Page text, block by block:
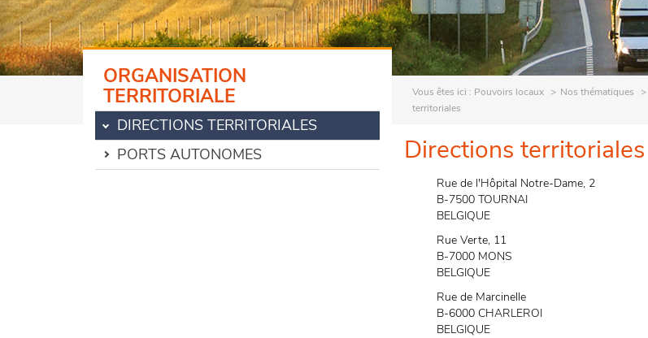
Vous êtes ici : Pouvoirs locaux Nos thématiques
territoriales
ORGANISATION
TERRITORIALE
DIRECTIONS TERRITORIALES
PORTS AUTONOMES
Directions territoriales
Rue de l'Hôpital Notre-Dame, 2
B-7500 TOURNAI
BELGIQUE
Rue Verte, 11
B-7000 MONS
BELGIQUE
Rue de Marcinelle
B-6000 CHARLEROI
BELGIQUE